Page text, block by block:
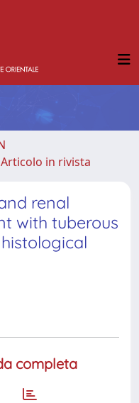
Articolo in rivista
renal
with tuberous
completa